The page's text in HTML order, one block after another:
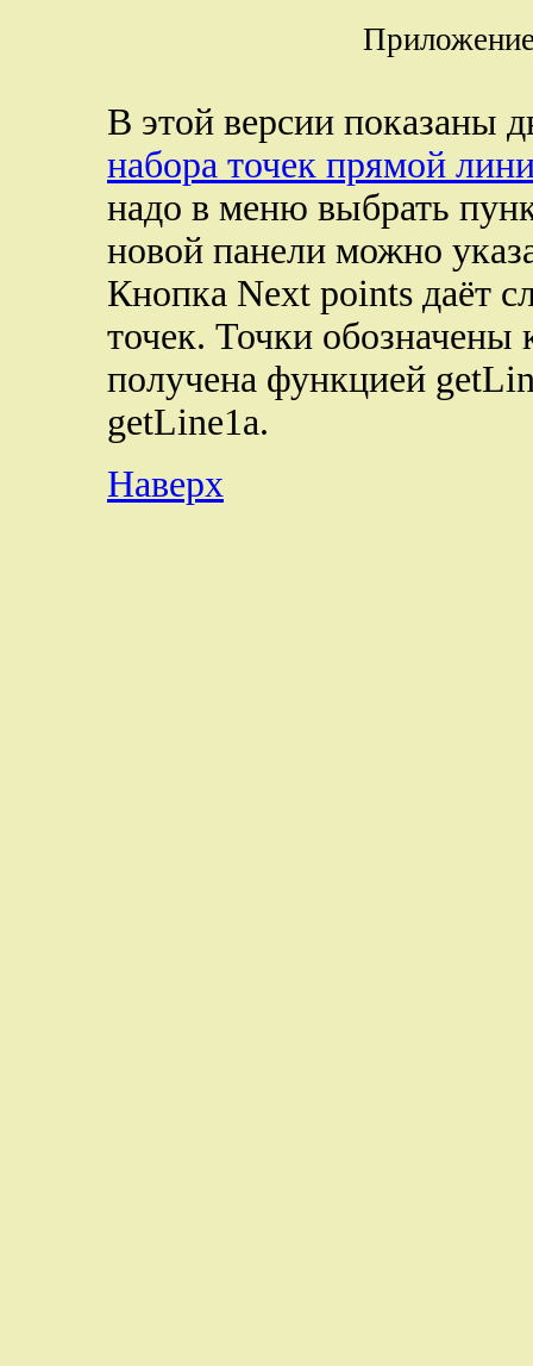
В этой версии показаны
набора точек прямой
надо в меню выбрать
новой панели можно
Кнопка Next points даёт
точек. Точки обозначены
получена функцией
getLine1а.
Наверх